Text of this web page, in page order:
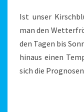
Ist unser
man den
den Tagen bis
hinaus einen
sich die